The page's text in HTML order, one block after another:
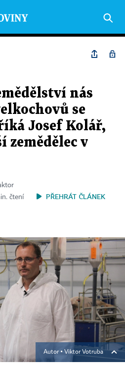
nás
se
Josef Kolář,
zemědělec v
čtení
PŘEHRÁT ČLÁNEK
Autor ▪ Viktor Votruba